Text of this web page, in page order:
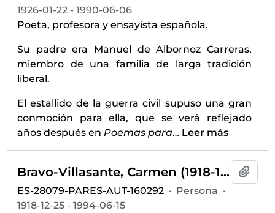
1926-01-22 - 1990-06-06
Poeta, profesora y ensayista española.
Su padre era Manuel de Albornoz Carreras,
miembro de una familia de larga tradición
liberal.
El estallido de la guerra civil supuso una gran
conmoción para ella, que se verá reflejado
años después en Poemas para… Leer más
Bravo-Villasante, Carmen (1918-1994)
ES-28079-PARES-AUT-160292 · Persona ·
1918-12-25 - 1994-06-15